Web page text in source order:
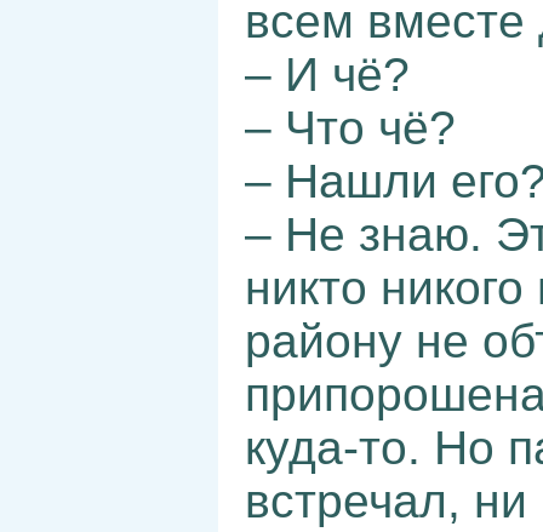
всем вместе
– И чё?
– Что чё?
– Нашли
– Не знаю.
никто
району не
куда-то. Но
встречал,